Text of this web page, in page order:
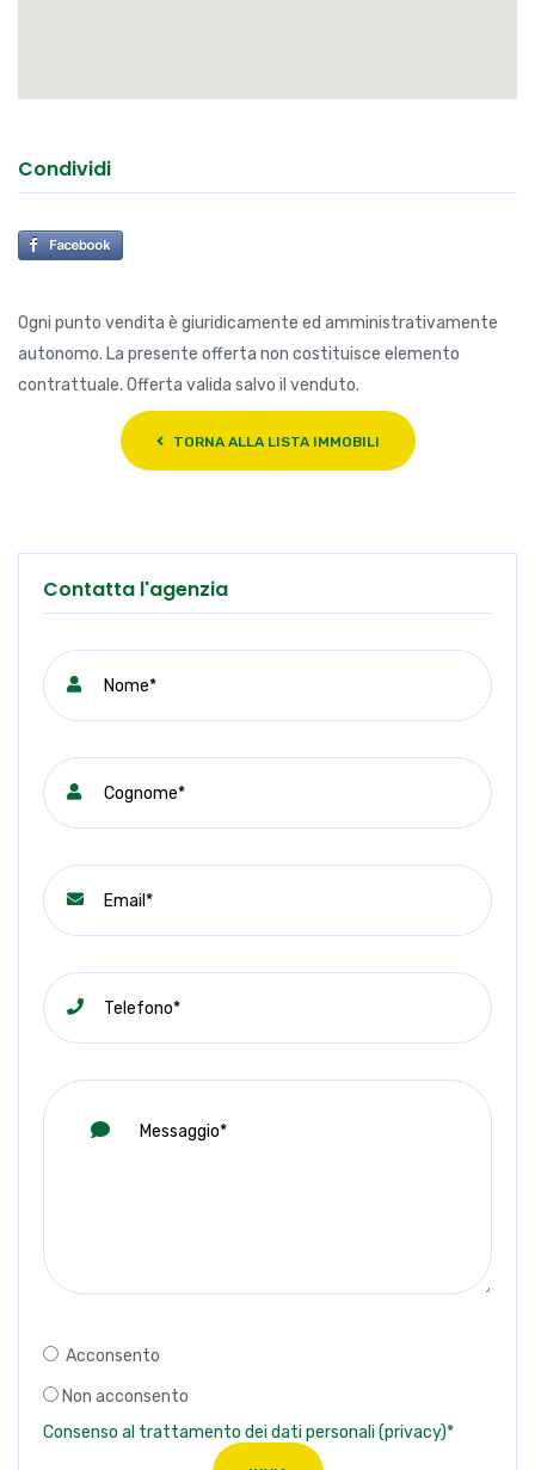
Condividi
Ogni punto vendita è giuridicamente ed amministrativamente
autonomo. La presente offerta non costituisce elemento
contrattuale. Offerta valida salvo il venduto.
TORNA ALLA LISTA IMMOBILI
Contatta l'agenzia
Acconsento
Non acconsento
Consenso al trattamento dei dati personali (privacy)*